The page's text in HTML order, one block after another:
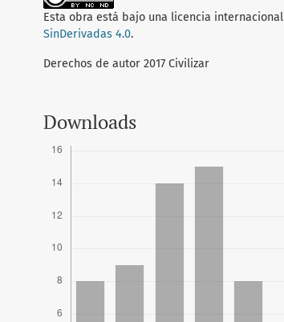
Esta obra está bajo una licencia internacional
SinDerivadas 4.0.
Derechos de autor 2017 Civilizar
Downloads